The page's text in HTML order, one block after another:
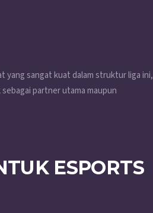
yang sangat kuat dalam struktur liga ini,
partner utama maupun
ESPORTS